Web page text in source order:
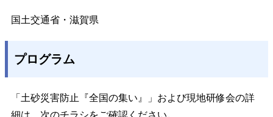
国土交通省・滋賀県
プログラム
「土砂災害防止『全国の集い』」および現地研修会の詳
細は、次のチラシをご確認ください。